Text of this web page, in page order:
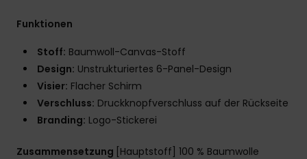
Funktionen
Stoff: Baumwoll-Canvas-Stoff
Design: Unstrukturiertes 6-Panel-Design
Visier: Flacher Schirm
Verschluss: Druckknopfverschluss auf der Rückseite
Branding: Logo-Stickerei
Zusammensetzung [Hauptstoff] 100 % Baumwolle